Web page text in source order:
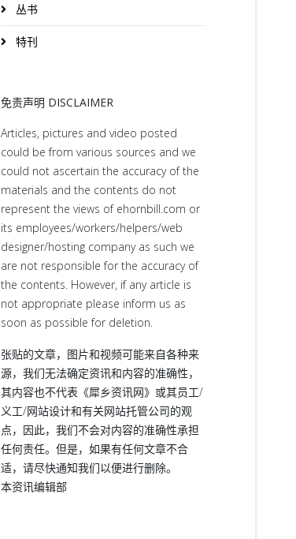
丛书
特刊
免责声明 DISCLAIMER
Articles, pictures and video posted
could be from various sources and we
could not ascertain the accuracy of the
materials and the contents do not
represent the views of ehornbill.com or
its employees/workers/helpers/web
designer/hosting company as such we
are not responsible for the accuracy of
the contents. However, if any article is
not appropriate please inform us as
soon as possible for deletion.
张贴的文章，图片和视频可能来自各种来
源，我们无法确定资讯和内容的准确性，
其内容也不代表《犀乡资讯网》或其员工/
义工/网站设计和有关网站托管公司的观
点，因此，我们不会对内容的准确性承担
任何责任。但是，如果有任何文章不合
适，请尽快通知我们以便进行删除。
本资讯编辑部